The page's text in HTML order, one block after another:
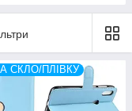
СКЛО/ПЛІВКУ